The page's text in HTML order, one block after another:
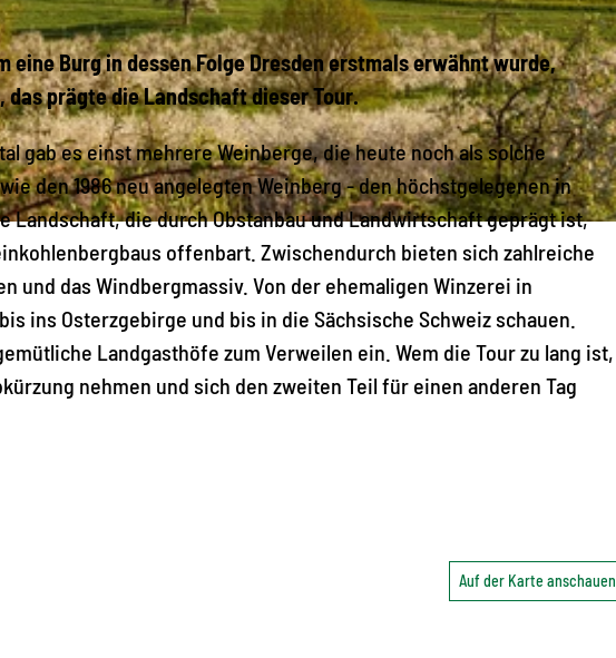
Burg in dessen Folge Dresden erstmals erwähnt wurde,
das prägte die Landschaft dieser Tour.
gab es einst mehrere Weinberge, die heute noch als solche
den 1986 neu angelegten Weinberg - den höchstgelegenen in
Landschaft, die durch Obstanbau und Landwirtschaft geprägt ist,
offenbart. Zwischendurch bieten sich zahlreiche
und das Windbergmassiv. Von der ehemaligen Winzerei in
ins Osterzgebirge und bis in die Sächsische Schweiz schauen.
Landgasthöfe zum Verweilen ein. Wem die Tour zu lang ist,
nehmen und sich den zweiten Teil für einen anderen Tag
Auf der Karte anschauen